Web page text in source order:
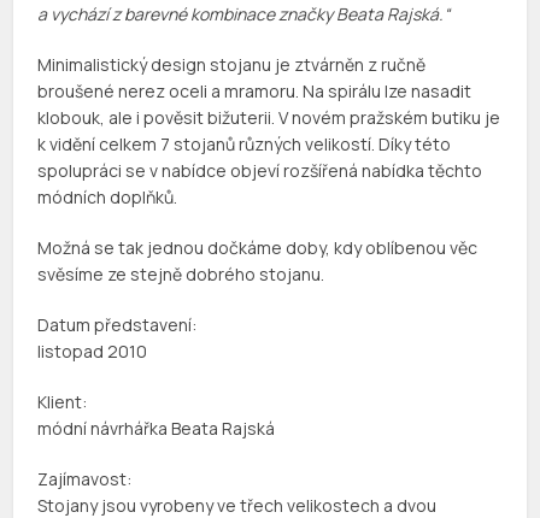
a vychází z barevné kombinace značky Beata Rajská.“
Minimalistický design stojanu je ztvárněn z ručně
broušené nerez oceli a mramoru. Na spirálu lze nasadit
klobouk, ale i pověsit bižuterii. V novém pražském butiku je
k vidění celkem 7 stojanů různých velikostí. Díky této
spolupráci se v nabídce objeví rozšířená nabídka těchto
módních doplňků.
Možná se tak jednou dočkáme doby, kdy oblíbenou věc
svěsíme ze stejně dobrého stojanu.
Datum představení:
listopad 2010
Klient:
módní návrhářka Beata Rajská
Zajímavost:
Stojany jsou vyrobeny ve třech velikostech a dvou